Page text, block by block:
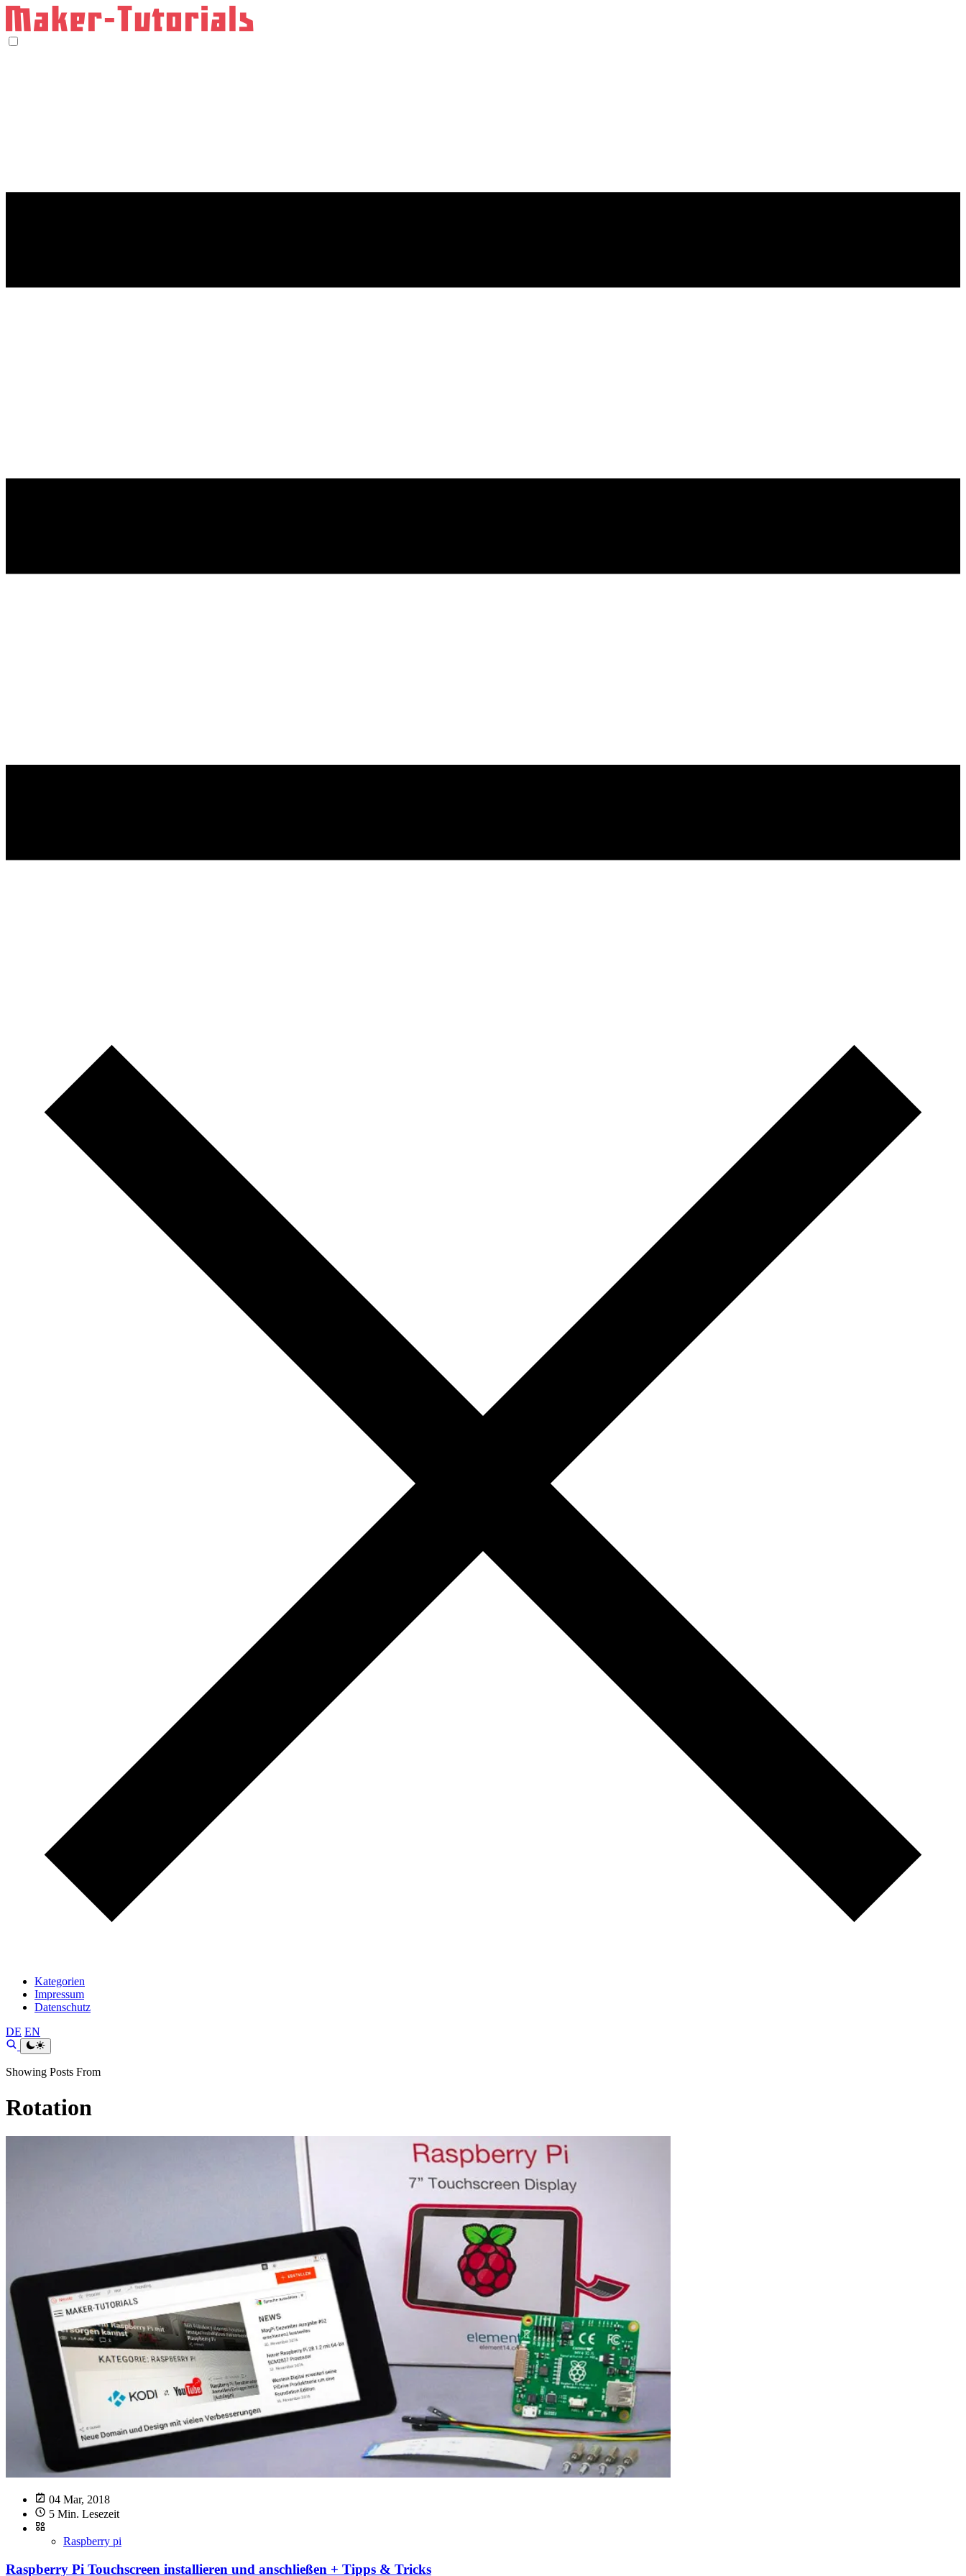
Kategorien
Impressum
Datenschutz
DE EN
Showing Posts From
Rotation
04 Mar, 2018
5 Min. Lesezeit
Raspberry pi
Raspberry Pi Touchscreen installieren und anschließen + Tipps & Tricks